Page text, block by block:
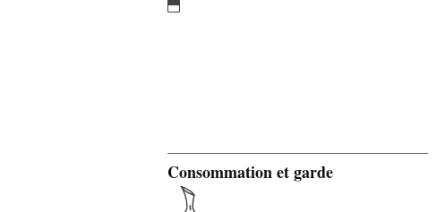
Consommation et garde